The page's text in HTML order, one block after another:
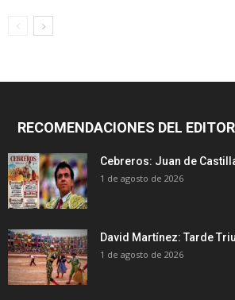
RECOMENDACIONES DEL EDITOR
Cebreros: Juan de
1 de agosto de 2026
David Martínez: Tarde
1 de agosto de 2026